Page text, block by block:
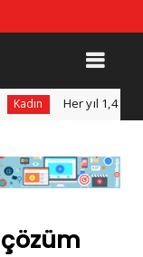
Her yıl 1,4 milyon